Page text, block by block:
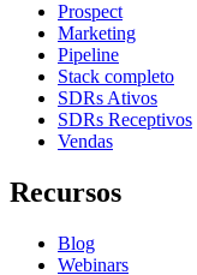
Prospect
Marketing
Pipeline
Stack completo
SDRs Ativos
SDRs Receptivos
Vendas
Recursos
Blog
Webinars